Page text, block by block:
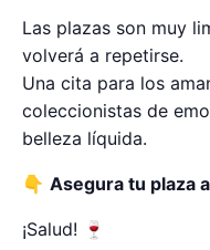
Las plazas son muy
volverá a repetirse.
Una cita para los
coleccionistas de
belleza líquida.
👇 Asegura tu plaza
¡Salud! 🍷